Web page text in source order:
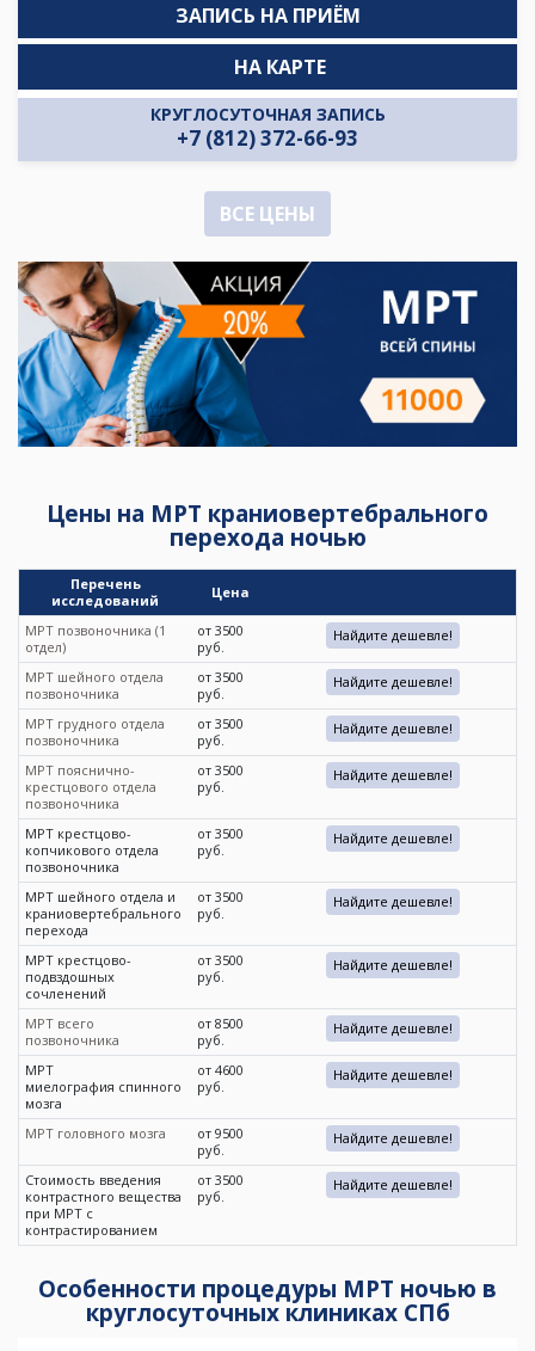
ЗАПИСЬ НА ПРИЁМ
КРУГЛОСУТОЧНАЯ ЗАПИСЬ
+7 (812) 372-66-93
НА КАРТЕ
ВСЕ ЦЕНЫ
Цены на МРТ краниовертебрального
перехода ночью
Перечень
исследований
Цена
МРТ позвоночника (1
отдел)
от 3500
руб.
Найдите дешевле!
МРТ шейного отдела
позвоночника
от 3500
руб.
Найдите дешевле!
МРТ грудного отдела
позвоночника
от 3500
руб.
Найдите дешевле!
МРТ пояснично-
крестцового отдела
позвоночника
от 3500
руб.
Найдите дешевле!
МРТ крестцово-
копчикового отдела
позвоночника
от 3500
руб.
Найдите дешевле!
МРТ шейного отдела и
краниовертебрального
перехода
от 3500
руб.
Найдите дешевле!
МРТ крестцово-
подвздошных
сочленений
от 3500
руб.
Найдите дешевле!
МРТ всего
позвоночника
от 8500
руб.
Найдите дешевле!
МРТ
миелография спинного
мозга
от 4600
руб.
Найдите дешевле!
МРТ головного мозга
от 9500
руб.
Найдите дешевле!
Стоимость введения
контрастного вещества
при МРТ с
контрастированием
от 3500
руб.
Найдите дешевле!
Особенности процедуры МРТ ночью в
круглосуточных клиниках СПб